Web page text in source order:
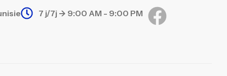
7 j/7j -> 9:00 AM - 9:00 PM